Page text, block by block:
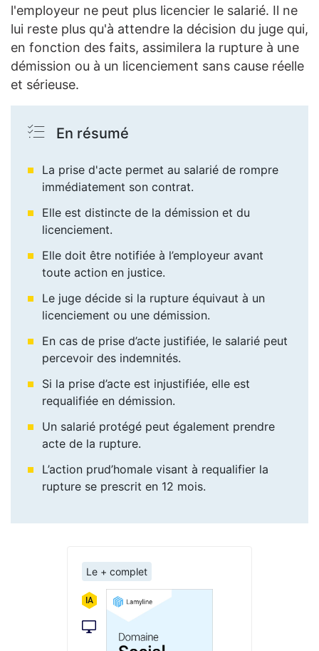
l'employeur ne peut plus licencier le salarié. Il ne
lui reste plus qu'à attendre la décision du juge qui,
en fonction des faits, assimilera la rupture à une
démission ou à un licenciement sans cause réelle
et sérieuse.
En résumé
La prise d'acte permet au salarié de rompre
immédiatement son contrat.
Elle est distincte de la démission et du
licenciement.
Elle doit être notifiée à l’employeur avant
toute action en justice.
Le juge décide si la rupture équivaut à un
licenciement ou une démission.
En cas de prise d’acte justifiée, le salarié peut
percevoir des indemnités.
Si la prise d’acte est injustifiée, elle est
requalifiée en démission.
Un salarié protégé peut également prendre
acte de la rupture.
L’action prud’homale visant à requalifier la
rupture se prescrit en 12 mois.
Le + complet